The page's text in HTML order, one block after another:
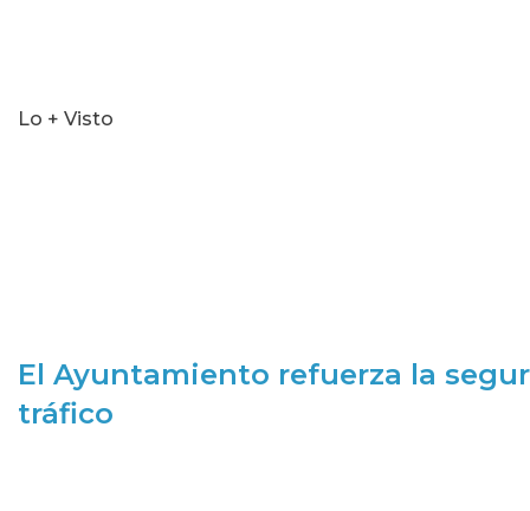
Lo + Visto
El Ayuntamiento refuerza la
tráfico